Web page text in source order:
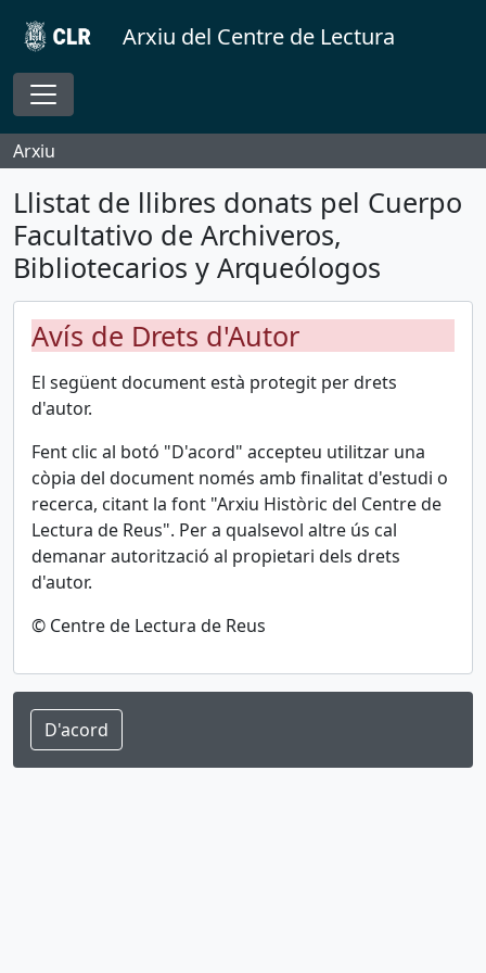
Skip to main content
Arxiu del Centre de Lectura
Toggle navigation
Arxiu
Llistat de llibres donats pel Cuerpo
Facultativo de Archiveros,
Bibliotecarios y Arqueólogos
Avís de Drets d'Autor
El següent document està protegit per drets
d'autor.
Fent clic al botó "D'acord" accepteu utilitzar una
còpia del document només amb finalitat d'estudi o
recerca, citant la font "Arxiu Històric del Centre de
Lectura de Reus". Per a qualsevol altre ús cal
demanar autorització al propietari dels drets
d'autor.
© Centre de Lectura de Reus
D'acord